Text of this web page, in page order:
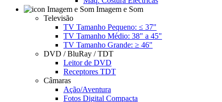
Imagem e Som
Televisão
TV Tamanho Pequeno: ≤ 37"
TV Tamanho Médio: 38" a 45"
TV Tamanho Grande: ≥ 46"
DVD / BluRay / TDT
Leitor de DVD
Receptores TDT
Câmaras
Ação/Aventura
Fotos Digital Compacta